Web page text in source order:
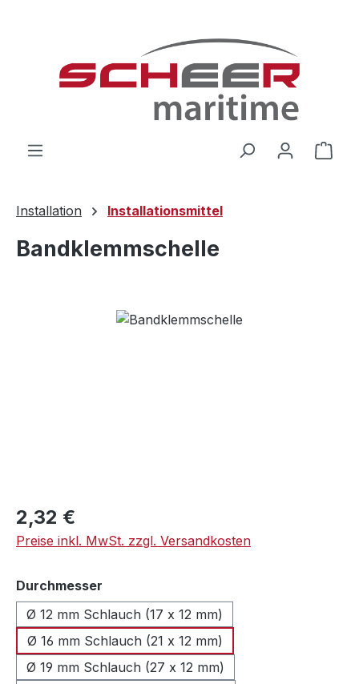
Installation Installationsmittel
Bandklemmschelle
Bildergalerie überspringen
Regulärer Preis:
2,32 €
Preise inkl. MwSt. zzgl. Versandkosten
Durchmesser
Ø 12 mm Schlauch (17 x 12 mm)
Ø 16 mm Schlauch (21 x 12 mm)
Ø 19 mm Schlauch (27 x 12 mm)